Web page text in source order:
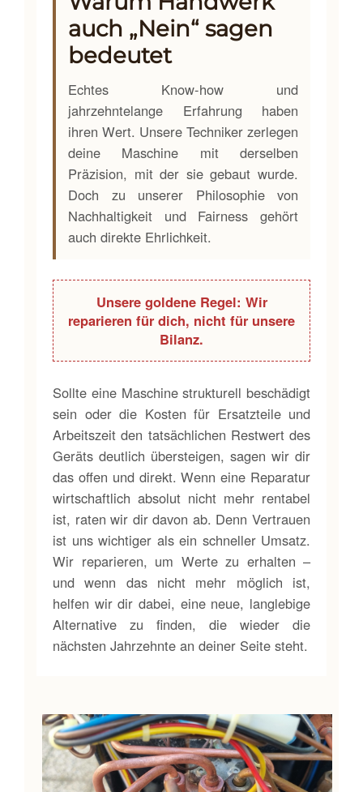
auch „Nein“ sagen
bedeutet
Echtes Know-how und
jahrzehntelange Erfahrung haben
ihren Wert. Unsere Techniker zerlegen
deine Maschine mit derselben
Präzision, mit der sie gebaut wurde.
Doch zu unserer Philosophie von
Nachhaltigkeit und Fairness gehört
auch direkte Ehrlichkeit.
Unsere goldene Regel: Wir
reparieren für dich, nicht für unsere
Bilanz.
Sollte eine Maschine strukturell beschädigt
sein oder die Kosten für Ersatzteile und
Arbeitszeit den tatsächlichen Restwert des
Geräts deutlich übersteigen, sagen wir dir
das offen und direkt. Wenn eine Reparatur
wirtschaftlich absolut nicht mehr rentabel
ist, raten wir dir davon ab. Denn Vertrauen
ist uns wichtiger als ein schneller Umsatz.
Wir reparieren, um Werte zu erhalten –
und wenn das nicht mehr möglich ist,
helfen wir dir dabei, eine neue, langlebige
Alternative zu finden, die wieder die
nächsten Jahrzehnte an deiner Seite steht.